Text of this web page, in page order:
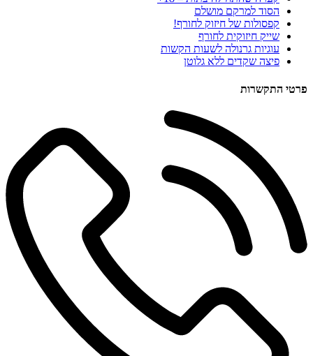
הסוד למרקם מושלם
קפסולות של חיזוק לחורף!
שייק חיזוקית לחורף
עוגיות גרנולה לשעות הקשות
פיצה שקדים ללא גלוטן
פרטי התקשרות